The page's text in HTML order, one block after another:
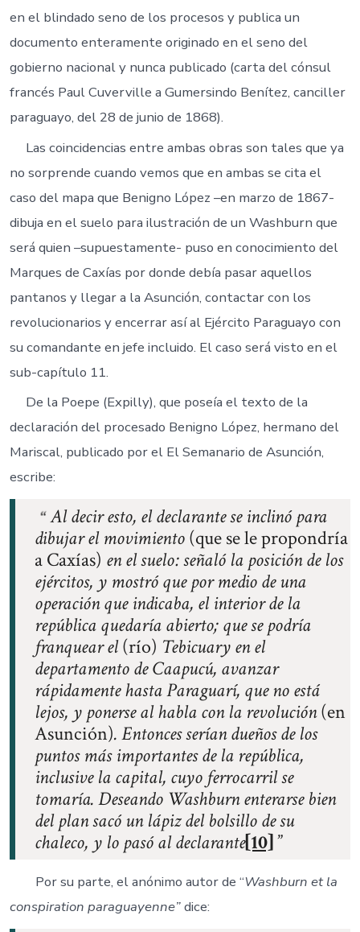
en el blindado seno de los procesos y publica un
documento enteramente originado en el seno del
gobierno nacional y nunca publicado (carta del cónsul
francés Paul Cuverville a Gumersindo Benítez, canciller
paraguayo, del 28 de junio de 1868).
Las coincidencias entre ambas obras son tales que ya
no sorprende cuando vemos que en ambas se cita el
caso del mapa que Benigno López –en marzo de 1867-
dibuja en el suelo para ilustración de un Washburn que
será quien –supuestamente- puso en conocimiento del
Marques de Caxías por donde debía pasar aquellos
pantanos y llegar a la Asunción, contactar con los
revolucionarios y encerrar así al Ejército Paraguayo con
su comandante en jefe incluido. El caso será visto en el
sub-capítulo 11.
De la Poepe (Expilly), que poseía el texto de la
declaración del procesado Benigno López, hermano del
Mariscal, publicado por el El Semanario de Asunción,
escribe:
Al decir esto, el declarante se inclinó para
dibujar el movimiento(que se le propondría
a Caxías) en el suelo: señaló la posición de los
ejércitos, y mostró que por medio de una
operación que indicaba, el interior de la
república quedaría abierto; que se podría
franquear el(río) Tebicuary en el
departamento de Caapucú, avanzar
rápidamente hasta Paraguarí, que no está
lejos, y ponerse al habla con la revolución(en
Asunción). Entonces serían dueños de los
puntos más importantes de la república,
inclusive la capital, cuyo ferrocarril se
tomaría. Deseando Washburn enterarse bien
del plan sacó un lápiz del bolsillo de su
chaleco, y lo pasó al declarante[10]
Por su parte, el anónimo autor de “Washburn et la
conspiration paraguayenne”dice: